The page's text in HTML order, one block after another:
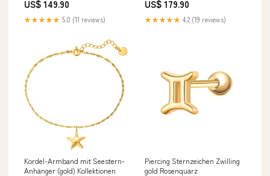
US$ 149.90
★★★★★ 5.0 (11 reviews)
US$ 179.90
★★★★★ 4.2 (19 reviews)
Kordel-Armband mit Seestern-
Anhänger (gold) Kollektionen
Piercing Sternzeichen Zwilling
gold Rosenquarz